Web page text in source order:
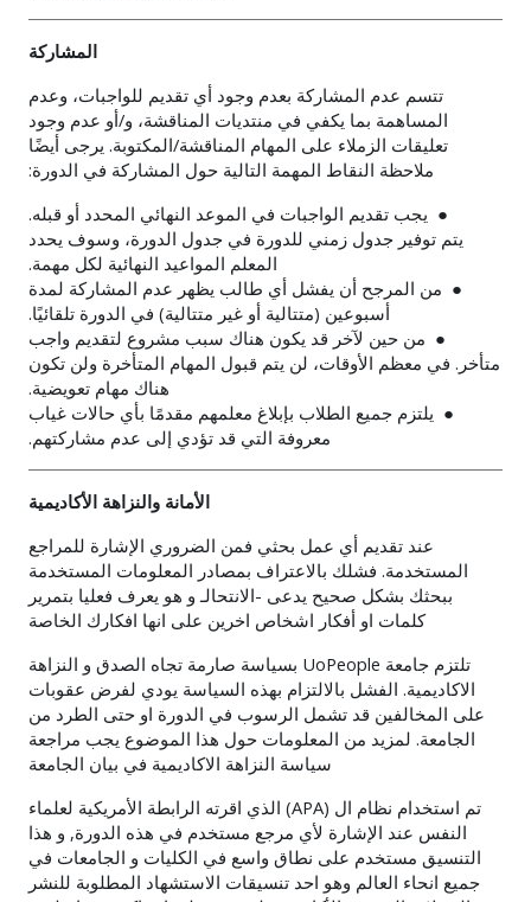
المشاركة
تتسم عدم المشاركة بعدم وجود أي تقديم للواجبات، وعدم
المساهمة بما يكفي في منتديات المناقشة، و/أو عدم وجود
تعليقات الزملاء على المهام المناقشة/المكتوبة. يرجى أيضًا
ملاحظة النقاط المهمة التالية حول المشاركة في الدورة:
● يجب تقديم الواجبات في الموعد النهائي المحدد أو قبله.
يتم توفير جدول زمني للدورة في جدول الدورة، وسوف يحدد
المعلم المواعيد النهائية لكل مهمة.
● من المرجح أن يفشل أي طالب يظهر عدم المشاركة لمدة
أسبوعين (متتالية أو غير متتالية) في الدورة تلقائيًا.
● من حين لآخر قد يكون هناك سبب مشروع لتقديم واجب
متأخر. في معظم الأوقات، لن يتم قبول المهام المتأخرة ولن تكون
هناك مهام تعويضية.
● يلتزم جميع الطلاب بإبلاغ معلمهم مقدمًا بأي حالات غياب
معروفة التي قد تؤدي إلى عدم مشاركتهم.
الأمانة والنزاهة الأكاديمية
عند تقديم أي عمل بحثي فمن الضروري الإشارة للمراجع
المستخدمة. فشلك بالاعتراف بمصادر المعلومات المستخدمة
ببحثك بشكل صحيح يدعى -الانتحالـ و هو يعرف فعليا بتمرير
كلمات او أفكار اشخاص اخرين على انها افكارك الخاصة
تلتزم جامعة UoPeople بسياسة صارمة تجاه الصدق و النزاهة
الاكاديمية. الفشل بالالتزام بهذه السياسة يودي لفرض عقوبات
على المخالفين قد تشمل الرسوب في الدورة او حتى الطرد من
الجامعة. لمزيد من المعلومات حول هذا الموضوع يجب مراجعة
سياسة النزاهة الاكاديمية في بيان الجامعة
تم استخدام نظام ال (APA) الذي اقرته الرابطة الأمريكية لعلماء
النفس عند الإشارة لأي مرجع مستخدم في هذه الدورة, و هذا
التنسيق مستخدم على نطاق واسع في الكليات و الجامعات في
جميع انحاء العالم وهو احد تنسيقات الاستشهاد المطلوبة للنشر